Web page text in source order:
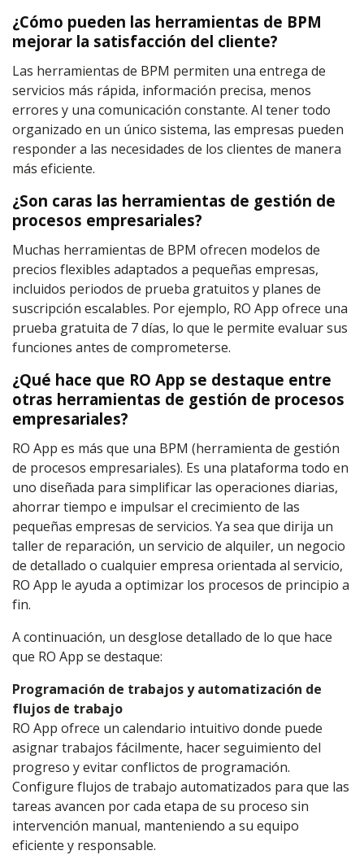
¿Cómo pueden las herramientas de BPM
mejorar la satisfacción del cliente?
Las herramientas de BPM permiten una entrega de
servicios más rápida, información precisa, menos
errores y una comunicación constante. Al tener todo
organizado en un único sistema, las empresas pueden
responder a las necesidades de los clientes de manera
más eficiente.
¿Son caras las herramientas de gestión de
procesos empresariales?
Muchas herramientas de BPM ofrecen modelos de
precios flexibles adaptados a pequeñas empresas,
incluidos periodos de prueba gratuitos y planes de
suscripción escalables. Por ejemplo, RO App ofrece una
prueba gratuita de 7 días, lo que le permite evaluar sus
funciones antes de comprometerse.
¿Qué hace que RO App se destaque entre
otras herramientas de gestión de procesos
empresariales?
RO App es más que una BPM (herramienta de gestión
de procesos empresariales). Es una plataforma todo en
uno diseñada para simplificar las operaciones diarias,
ahorrar tiempo e impulsar el crecimiento de las
pequeñas empresas de servicios. Ya sea que dirija un
taller de reparación, un servicio de alquiler, un negocio
de detallado o cualquier empresa orientada al servicio,
RO App le ayuda a optimizar los procesos de principio a
fin.
A continuación, un desglose detallado de lo que hace
que RO App se destaque:
Programación de trabajos y automatización de
flujos de trabajo
RO App ofrece un calendario intuitivo donde puede
asignar trabajos fácilmente, hacer seguimiento del
progreso y evitar conflictos de programación.
Configure flujos de trabajo automatizados para que las
tareas avancen por cada etapa de su proceso sin
intervención manual, manteniendo a su equipo
eficiente y responsable.